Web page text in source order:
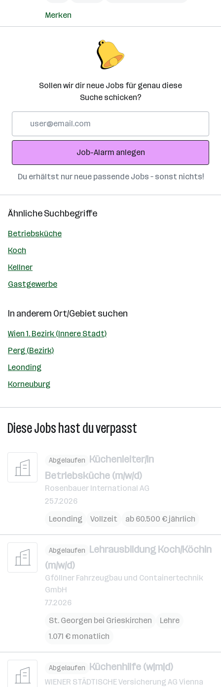
Merken
Sollen wir dir neue Jobs für genau diese
Suche schicken?
Adresse
Job-Alarm anlegen
Du erhältst nur neue passende Jobs – sonst nichts!
Ähnliche Suchbegriffe
Betriebsküche
Koch
Kellner
Gastgewerbe
In anderem Ort/Gebiet suchen
Wien 1. Bezirk (Innere Stadt)
Perg (Bezirk)
Leonding
Korneuburg
Diese Jobs hast du verpasst
Abgelaufen Küchenleiter/in
Betriebsküche (m/w/d)
Rosenbauer International AG
25.7.2026
Leonding
Vollzeit ab 60.500 € jährlich
Abgelaufen Lehrausbildung Koch/Köchin
(m/w/d)
Gföllner Fahrzeugbau und Containertechnik
GmbH
7.7.2026
St. Georgen bei Grieskirchen
Lehre
1.071 € monatlich
Abgelaufen Küchenhilfe (w|m|d)
WIENER STÄDTISCHE Versicherung AG Vienna